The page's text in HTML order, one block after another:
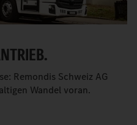
Remondis Schweiz AG
Wandel voran.